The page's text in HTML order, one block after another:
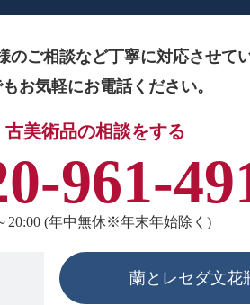
のご相談など丁寧に対応させて
お気軽にお電話ください。
古美術品の相談をする
961-
20:00 (年中無休※年末年始除く)
蘭とレセダ文花